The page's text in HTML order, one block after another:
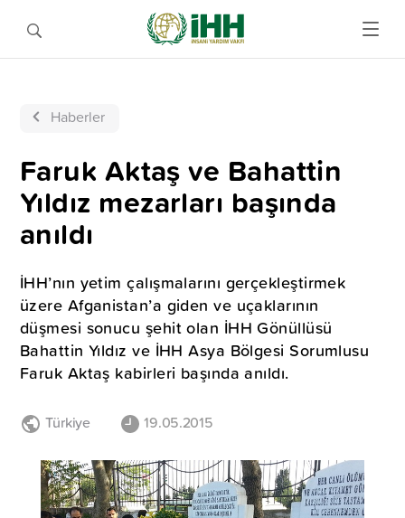
Haberler
Faruk Aktaş ve Bahattin
Yıldız mezarları başında
anıldı
İHH’nın yetim çalışmalarını gerçekleştirmek
üzere Afganistan’a giden ve uçaklarının
düşmesi sonucu şehit olan İHH Gönüllüsü
Bahattin Yıldız ve İHH Asya Bölgesi Sorumlusu
Faruk Aktaş kabirleri başında anıldı.
Türkiye 19.05.2015